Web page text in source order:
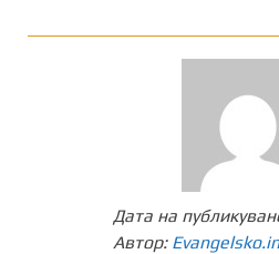
Дата на
Автор: